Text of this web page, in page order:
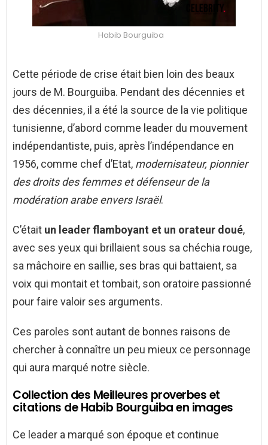
Habib Bourguiba
Cette période de crise était bien loin des beaux
jours de M. Bourguiba. Pendant des décennies et
des décennies, il a été la source de la vie politique
tunisienne, d’abord comme leader du mouvement
indépendantiste, puis, après l’indépendance en
1956, comme chef d’Etat, modernisateur, pionnier
des droits des femmes et défenseur de la
modération arabe envers Israël.
C’était un leader flamboyant et un orateur doué,
avec ses yeux qui brillaient sous sa chéchia rouge,
sa mâchoire en saillie, ses bras qui battaient, sa
voix qui montait et tombait, son oratoire passionné
pour faire valoir ses arguments.
Ces paroles sont autant de bonnes raisons de
chercher à connaître un peu mieux ce personnage
qui aura marqué notre siècle.
Collection des Meilleures proverbes et
citations de Habib Bourguiba en images
Ce leader a marqué son époque et continue